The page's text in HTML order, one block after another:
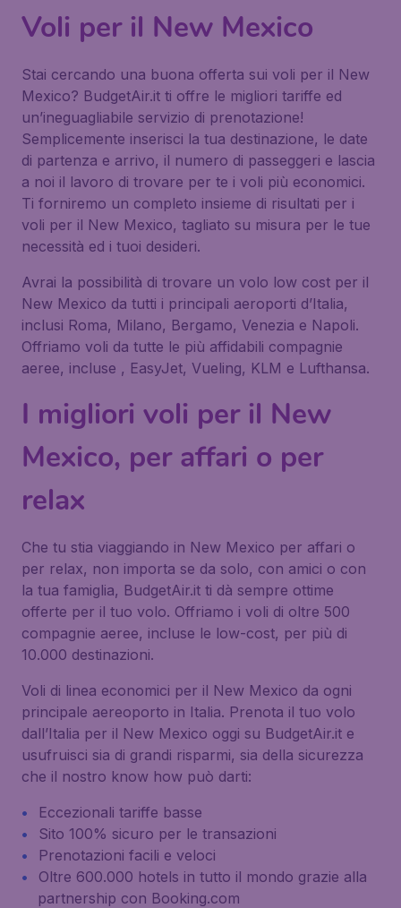
Voli per il New Mexico
Stai cercando una buona offerta sui voli per il New
Mexico? BudgetAir.it ti offre le migliori tariffe ed
un’ineguagliabile servizio di prenotazione!
Semplicemente inserisci la tua destinazione, le date
di partenza e arrivo, il numero di passeggeri e lascia
a noi il lavoro di trovare per te i voli più economici.
Ti forniremo un completo insieme di risultati per i
voli per il New Mexico, tagliato su misura per le tue
necessità ed i tuoi desideri.
Avrai la possibilità di trovare un volo low cost per il
New Mexico da tutti i principali aeroporti d’Italia,
inclusi Roma, Milano, Bergamo, Venezia e Napoli.
Offriamo voli da tutte le più affidabili compagnie
aeree, incluse , EasyJet, Vueling, KLM e Lufthansa.
I migliori voli per il New
Mexico, per affari o per
relax
Che tu stia viaggiando in New Mexico per affari o
per relax, non importa se da solo, con amici o con
la tua famiglia, BudgetAir.it ti dà sempre ottime
offerte per il tuo volo. Offriamo i voli di oltre 500
compagnie aeree, incluse le low-cost, per più di
10.000 destinazioni.
Voli di linea economici per il New Mexico da ogni
principale aereoporto in Italia. Prenota il tuo volo
dall’Italia per il New Mexico oggi su BudgetAir.it e
usufruisci sia di grandi risparmi, sia della sicurezza
che il nostro know how può darti:
Eccezionali tariffe basse
Sito 100% sicuro per le transazioni
Prenotazioni facili e veloci
Oltre 600.000 hotels in tutto il mondo grazie alla
partnership con Booking.com